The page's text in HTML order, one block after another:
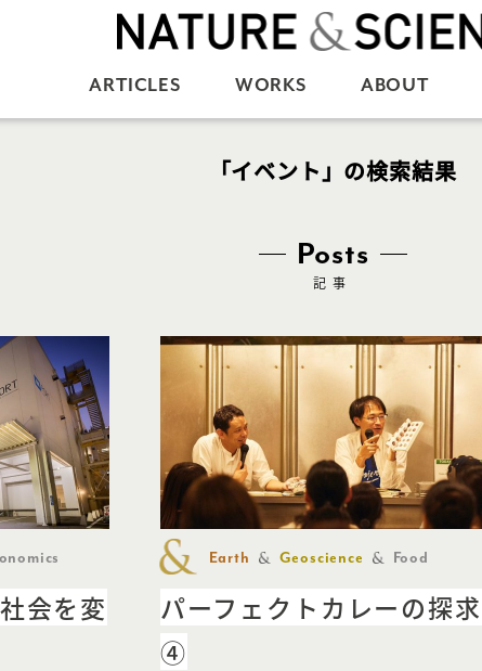
ARTICLES WORKS ABOUT
「イベント」の検索結果
Posts
記事
会を変
Earth Geoscience Food
パーフェクトカレーの探求
④